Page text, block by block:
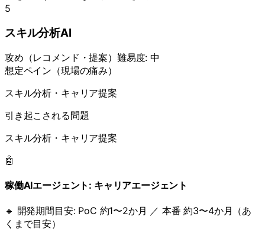
5
スキル分析AI
攻め （レコメンド・提案） 難易度:中
想定ペイン（現場の痛み）
スキル分析・キャリア提案
引き起こされる問題
スキル分析・キャリア提案
🤖
稼働AIエージェント: キャリアエージェント
🔹 開発期間目安: PoC 約1〜2か月 ／ 本番 約3〜4か月（あ
くまで目安）